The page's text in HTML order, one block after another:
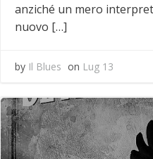
anziché un mero
nuovo […]
by Il Blues on Lug 13